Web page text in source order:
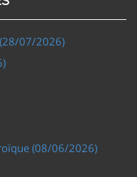
07/2026)
(08/06/2026)